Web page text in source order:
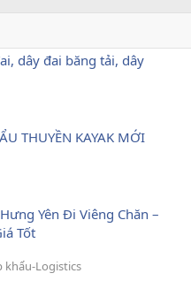
dây đai băng tải, dây
THUYỀN KAYAK MỚI
Yên Đi Viêng Chăn –
Tốt
khẩu-Logistics